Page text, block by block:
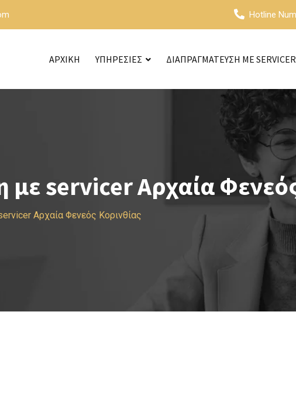
Hotline
ΑΡΧΙΚΗ ΥΠΗΡΕΣΙΕΣ ΔΙΑΠΡΑΓΜΑΤΕΥΣΗ ΜΕ
servicer Αρχαία
Αρχαία Φενεός Κορινθίας